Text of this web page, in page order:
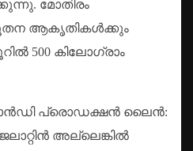
മോതിരം
ആകൃതികൾക്കും
500 കിലോഗ്രാം
പ്രൊഡക്ഷൻ ലൈൻ:
അല്ലെങ്കിൽ